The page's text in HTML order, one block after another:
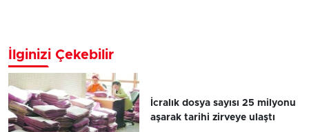
İlginizi Çekebilir
İcralık dosya sayısı 25 milyonu
aşarak tarihi zirveye ulaştı